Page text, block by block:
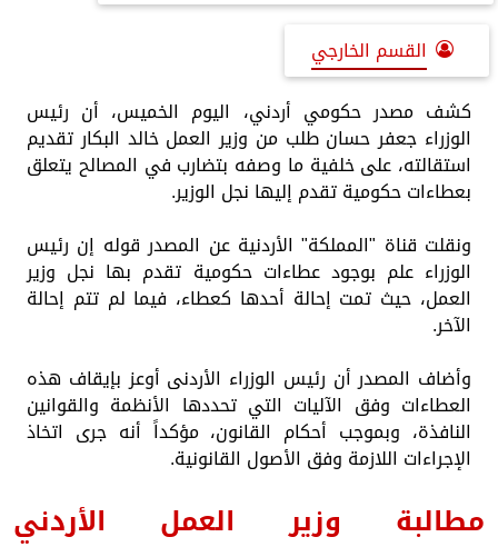
القسم الخارجي
كشف مصدر حكومي أردني، اليوم الخميس، أن رئيس
الوزراء جعفر حسان طلب من وزير العمل خالد البكار تقديم
استقالته، على خلفية ما وصفه بتضارب في المصالح يتعلق
بعطاءات حكومية تقدم إليها نجل الوزير.
ونقلت قناة "المملكة" الأردنية عن المصدر قوله إن رئيس
الوزراء علم بوجود عطاءات حكومية تقدم بها نجل وزير
العمل، حيث تمت إحالة أحدها كعطاء، فيما لم تتم إحالة
الآخر.
وأضاف المصدر أن رئيس الوزراء الأردنى أوعز بإيقاف هذه
العطاءات وفق الآليات التي تحددها الأنظمة والقوانين
النافذة، وبموجب أحكام القانون، مؤكداً أنه جرى اتخاذ
الإجراءات اللازمة وفق الأصول القانونية.
مطالبة وزير العمل الأردني